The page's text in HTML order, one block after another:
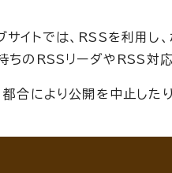
イトでは、RSSを利用し
ちのRSSリーダやRSS対
合により公開を中止した